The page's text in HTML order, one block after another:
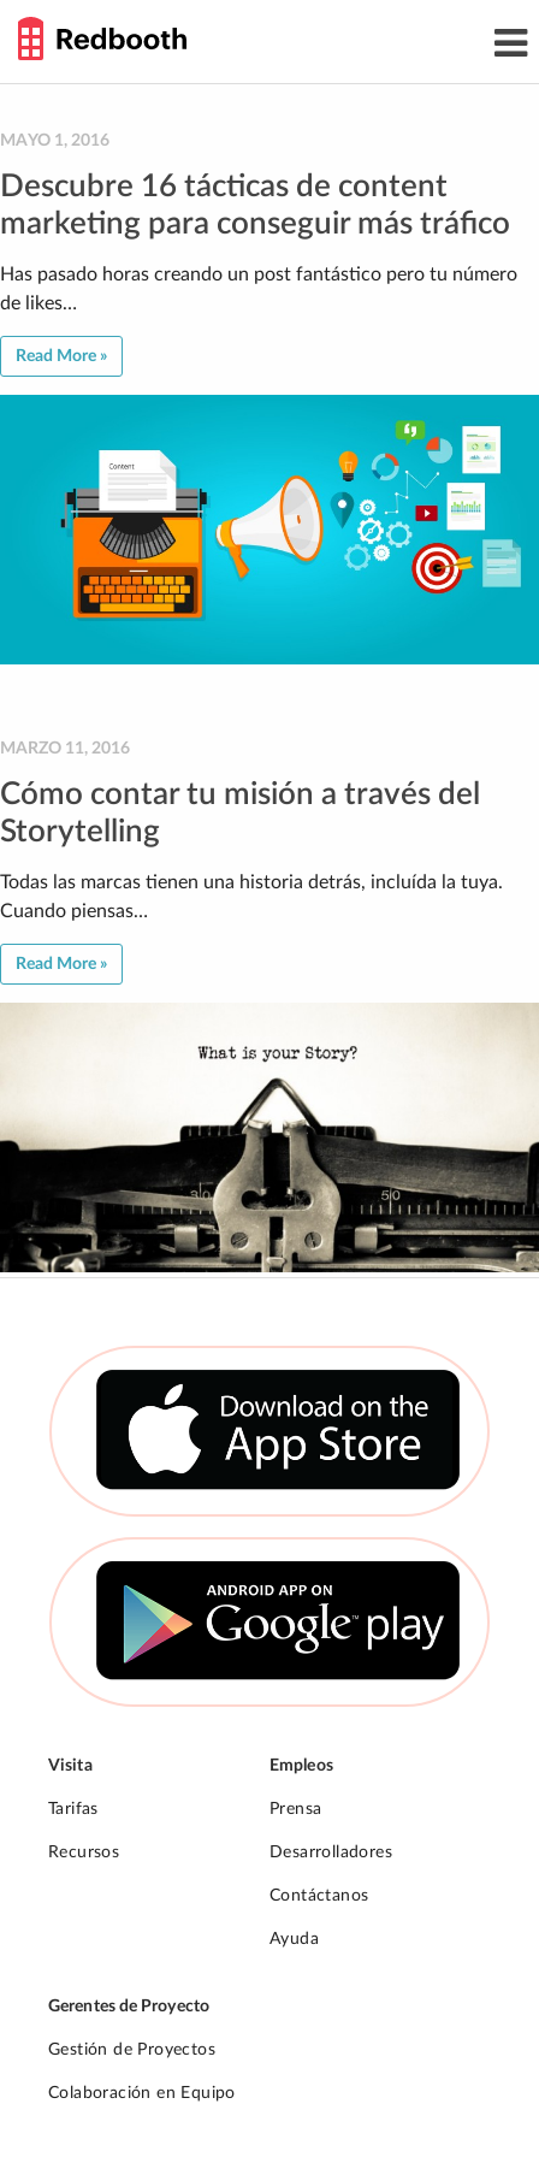
content
GUIDE
MAYO 1, 2016
Descubre 16 tácticas de content
marketing para conseguir más tráfico
Has pasado horas creando un post fantástico pero tu número
de likes…
Read More »
MARZO 11, 2016
Cómo contar tu misión a través del
Storytelling
Todas las marcas tienen una historia detrás, incluída la tuya.
Cuando piensas…
Read More »
Visita
Tarifas
Recursos
Empleos
Prensa
Desarrolladores
Contáctanos
Ayuda
Gerentes de Proyecto
Gestión de Proyectos
Colaboración en Equipo